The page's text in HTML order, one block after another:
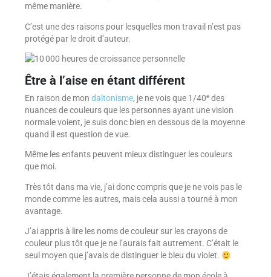
même manière.
C’est une des raisons pour lesquelles mon travail n’est pas
protégé par le droit d’auteur.
Être à l’aise en étant différent
En raison de mon daltonisme, je ne vois que 1/40edes
nuances de couleurs que les personnes ayant une vision
normale voient, je suis donc bien en dessous de la moyenne
quand il est question de vue.
Même les enfants peuvent mieux distinguer les couleurs
que moi.
Très tôt dans ma vie, j’ai donc compris que je ne vois pas le
monde comme les autres, mais cela aussi a tourné à mon
avantage.
J’ai appris à lire les noms de couleur sur les crayons de
couleur plus tôt que je ne l’aurais fait autrement. C’était le
seul moyen que j’avais de distinguer le bleu du violet.